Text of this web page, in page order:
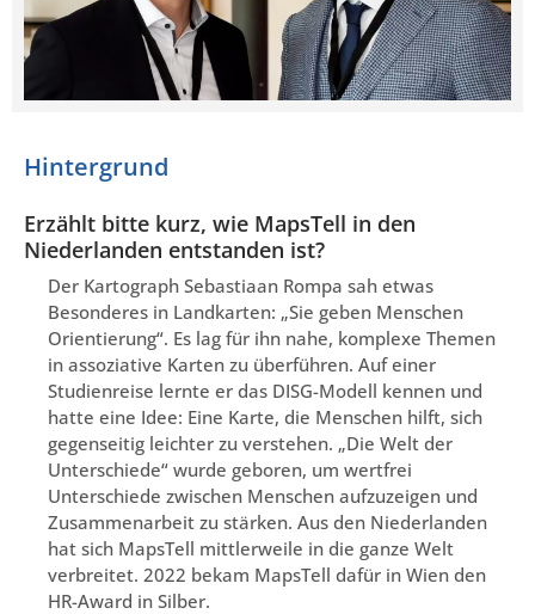
Hintergrund
Erzählt bitte kurz, wie MapsTell in den
Niederlanden entstanden ist?
Der Kartograph Sebastiaan Rompa sah etwas
Besonderes in Landkarten: „Sie geben Menschen
Orientierung“. Es lag für ihn nahe, komplexe Themen
in assoziative Karten zu überführen. Auf einer
Studienreise lernte er das DISG-Modell kennen und
hatte eine Idee: Eine Karte, die Menschen hilft, sich
gegenseitig leichter zu verstehen. „Die Welt der
Unterschiede“ wurde geboren, um wertfrei
Unterschiede zwischen Menschen aufzuzeigen und
Zusammenarbeit zu stärken. Aus den Niederlanden
hat sich MapsTell mittlerweile in die ganze Welt
verbreitet. 2022 bekam MapsTell dafür in Wien den
HR-Award in Silber.